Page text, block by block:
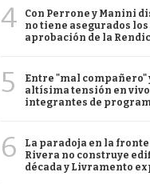
4
Con Perrone y Manini
no tiene asegurados
aprobación de la
5
Entre "mal compañero"
altísima tensión en
integrantes de
6
La paradoja en la
Rivera no construye
década y Livramento